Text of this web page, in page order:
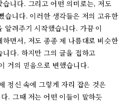
습니다. 그리고 어떤 의미로는, 저도
습니다. 이러한 생각들은 저의 고유한
알려주기 시작했습니다. 가끔 이
하면서, 저도 종종 제 나름대로 비슷한
니다. 하지만 그의 글을 접하고
거의 믿음으로 변했습니다.
정신 속에 그렇게 자리 잡은 것은
. 그때 저는 어떤 이들이 말하듯